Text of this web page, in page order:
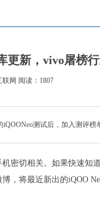
更新，vivo屠榜
联网 阅读：1807
测试后，加入测评榜
密切相关。如果快速知
，将最近新出的iQOO